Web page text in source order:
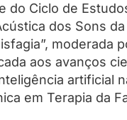
do Ciclo de
dos Sons
moderada
aos avanços
artificial
em Terapia da